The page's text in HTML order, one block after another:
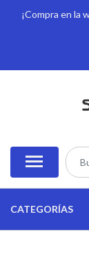
¡Compra en la
CATEGORÍAS